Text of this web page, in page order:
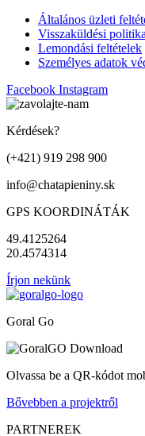
Általános üzleti
Visszaküldési politika
Lemondási feltételek
Személyes adatok
Facebook Instagram
Kérdések?
(+421) 919 298 900
info@chatapieniny.sk
GPS KOORDINÁTÁK
49.4125264
20.4574314
Írjon nekünk
Goral Go
Olvassa be a QR-kódot
Bővebben a projektről
PARTNEREK